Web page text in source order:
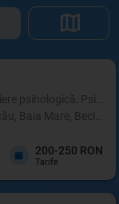
psihologică,
Baia Mare,
200-250 RON
Tarife